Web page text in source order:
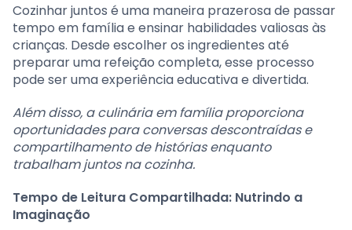
Cozinhar juntos é uma maneira prazerosa de passar
tempo em família e ensinar habilidades valiosas às
crianças. Desde escolher os ingredientes até
preparar uma refeição completa, esse processo
pode ser uma experiência educativa e divertida.
Além disso, a culinária em família proporciona
oportunidades para conversas descontraídas e
compartilhamento de histórias enquanto
trabalham juntos na cozinha.
Tempo de Leitura Compartilhada: Nutrindo a
Imaginação